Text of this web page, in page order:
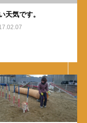
天気です。